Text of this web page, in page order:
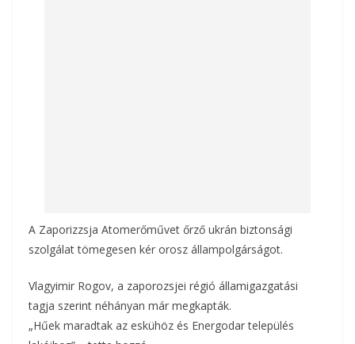
A Zaporizzsja Atomerőművet őrző ukrán biztonsági
szolgálat tömegesen kér orosz állampolgárságot.
Vlagyimir Rogov, a zaporozsjei régió államigazgatási
tagja szerint néhányan már megkapták.
„Hűek maradtak az eskühöz és Energodar település